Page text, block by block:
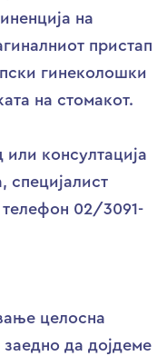
на
пристап
гинеколошки
на стомакот.
консултација
специјалист
телефон 02/3091-
целосна
да дојдеме